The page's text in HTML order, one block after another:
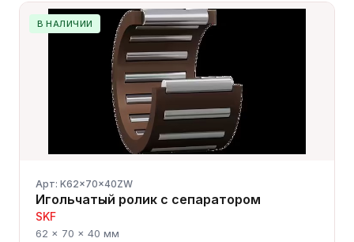
В НАЛИЧИИ
Арт: K62x70x40ZW
Игольчатый ролик с сепаратором
SKF
62 × 70 × 40 мм